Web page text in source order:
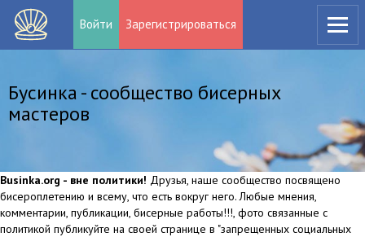
Войти Зарегистрироваться
Бусинка - сообщество бисерных
мастеров
Businka.org - вне политики! Друзья, наше сообщество посвящено
бисероплетению и всему, что есть вокруг него. Любые мнения,
комментарии, публикации, бисерные работы!!!, фото связанные с
политикой публикуйте на своей странице в "запрещенных социальных